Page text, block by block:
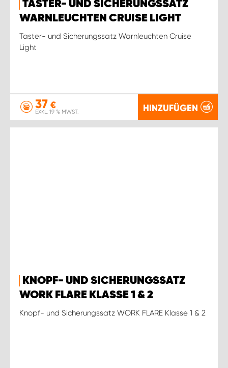
TASTER- UND SICHERUNGSSATZ
WARNLEUCHTEN CRUISE LIGHT
Taster- und Sicherungssatz Warnleuchten Cruise
Light
37 €
EXKL. 19 % MWST. HINZUFÜGEN
KNOPF- UND SICHERUNGSSATZ
WORK FLARE KLASSE 1 & 2
Knopf- und Sicherungssatz WORK FLARE Klasse 1 & 2